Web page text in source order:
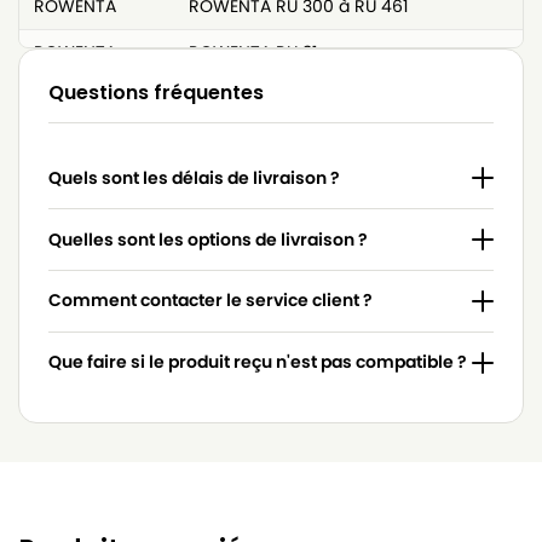
ROWENTA
ROWENTA RU 300 à RU 461
ROWENTA
ROWENTA RU 31
ROWENTA
ROWENTA RU 32
ROWENTA
ROWENTA RU 34
ROWENTA
ROWENTA RU 35
ROWENTA
ROWENTA RU 37
ROWENTA
ROWENTA RU 38
ROWENTA
ROWENTA RU 38.1
Questions fréquentes
Quels sont les délais de livraison ?
Quelles sont les options de livraison ?
Comment contacter le service client ?
Que faire si le produit reçu n'est pas compatible ?